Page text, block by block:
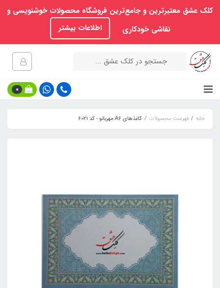
کلک عشق معتبرترین و جامع‌ترین فروشگاه محصولات خوشنویسی و
نقاشی خودکاری
اطلاعات بیشتر
0
خانه فهرست محصولات کاغذهای A6 مهربانو - کد 6021